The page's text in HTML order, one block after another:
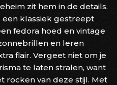
zit hem in de details.
een klassiek gestreept
fedora hoed en vintage
en leren
flair. Vergeet niet om je
te laten stralen, want
rocken van deze stijl. Met